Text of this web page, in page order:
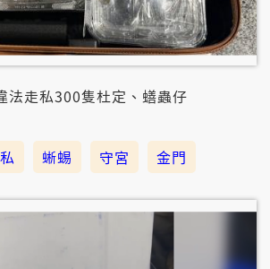
法走私300隻杜定、蟮蟲仔
蜥蜴 守宮 金門